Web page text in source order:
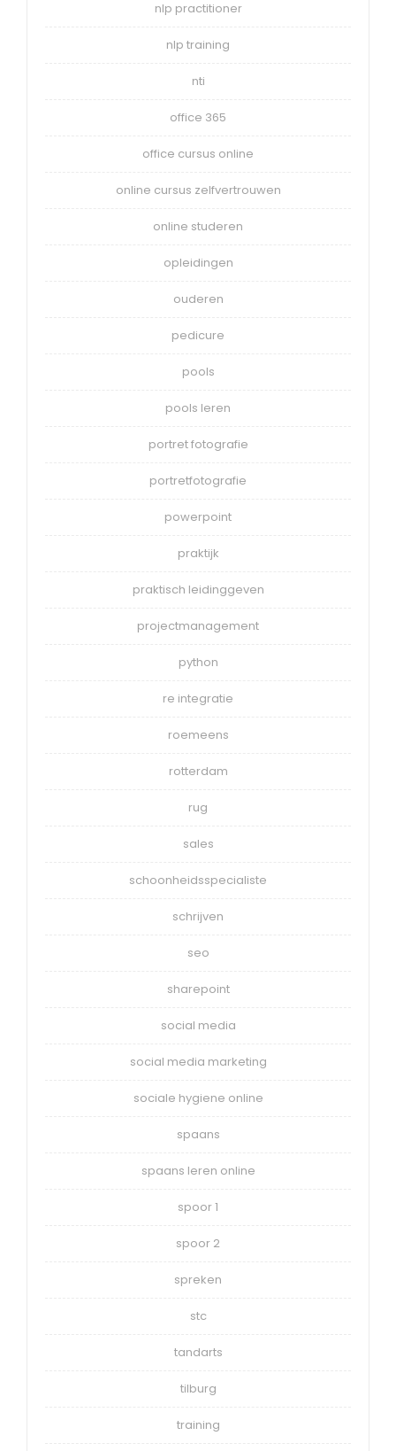
nlp practitioner
nlp training
nti
office 365
office cursus online
online cursus zelfvertrouwen
online studeren
opleidingen
ouderen
pedicure
pools
pools leren
portret fotografie
portretfotografie
powerpoint
praktijk
praktisch leidinggeven
projectmanagement
python
re integratie
roemeens
rotterdam
rug
sales
schoonheidsspecialiste
schrijven
seo
sharepoint
social media
social media marketing
sociale hygiene online
spaans
spaans leren online
spoor 1
spoor 2
spreken
stc
tandarts
tilburg
training